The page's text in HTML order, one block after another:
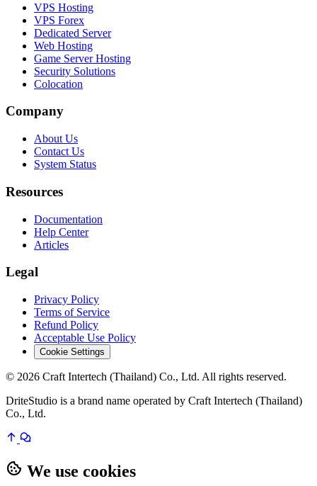
VPS Hosting
VPS Forex
Dedicated Server
Web Hosting
Game Server Hosting
Security Solutions
Colocation
Company
About Us
Contact Us
System Status
Resources
Documentation
Help Center
Articles
Legal
Privacy Policy
Terms of Service
Refund Policy
Acceptable Use Policy
Cookie Settings
© 2026 Craft Intertech (Thailand) Co., Ltd. All rights reserved.
DriteStudio is a brand name operated by Craft Intertech (Thailand)
Co., Ltd.
We use cookies